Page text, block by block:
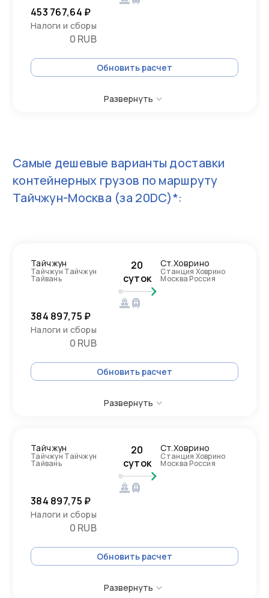
453 767,64 ₽
Налоги и сборы
0 RUB
Обновить расчет
Развернуть
Самые дешевые варианты доставки
контейнерных грузов по маршруту
Тайчжун-Москва (за 20DC)*:
Тайчжун
Тайчжун Тайчжун
Тайвань
20
суток
Ст.Ховрино
Станция Ховрино
Москва Россия
384 897,75 ₽
Налоги и сборы
0 RUB
Обновить расчет
Развернуть
Тайчжун
Тайчжун Тайчжун
Тайвань
20
суток
Ст.Ховрино
Станция Ховрино
Москва Россия
384 897,75 ₽
Налоги и сборы
0 RUB
Обновить расчет
Развернуть